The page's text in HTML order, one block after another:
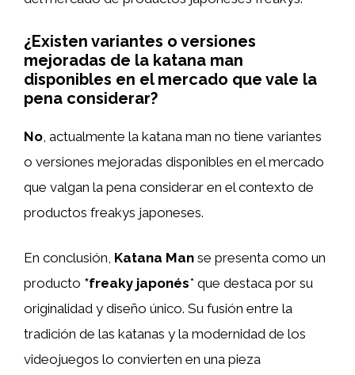
¿Existen variantes o versiones
mejoradas de la katana man
disponibles en el mercado que vale la
pena considerar?
No , actualmente la katana man no tiene variantes
o versiones mejoradas disponibles en el mercado
que valgan la pena considerar en el contexto de
productos freakys japoneses.
En conclusión, Katana Man se presenta como un
producto *freaky japonés* que destaca por su
originalidad y diseño único. Su fusión entre la
tradición de las katanas y la modernidad de los
videojuegos lo convierten en una pieza